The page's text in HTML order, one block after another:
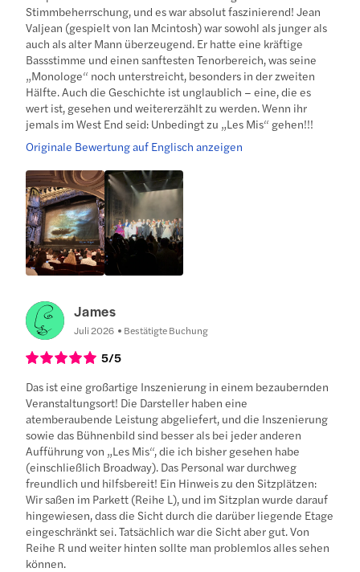
Stimmbeherrschung, und es war absolut faszinierend! Jean
Valjean (gespielt von Ian Mcintosh) war sowohl als junger als
auch als alter Mann überzeugend. Er hatte eine kräftige
Bassstimme und einen sanftesten Tenorbereich, was seine
„Monologe“ noch unterstreicht, besonders in der zweiten
Hälfte. Auch die Geschichte ist unglaublich – eine, die es
wert ist, gesehen und weitererzählt zu werden. Wenn ihr
jemals im West End seid: Unbedingt zu „Les Mis“ gehen!!!
Originale Bewertung auf Englisch anzeigen
James
Juli 2026 Bestätigte Buchung
5/5
Das ist eine großartige Inszenierung in einem bezaubernden
Veranstaltungsort! Die Darsteller haben eine
atemberaubende Leistung abgeliefert, und die Inszenierung
sowie das Bühnenbild sind besser als bei jeder anderen
Aufführung von „Les Mis“, die ich bisher gesehen habe
(einschließlich Broadway). Das Personal war durchweg
freundlich und hilfsbereit! Ein Hinweis zu den Sitzplätzen:
Wir saßen im Parkett (Reihe L), und im Sitzplan wurde darauf
hingewiesen, dass die Sicht durch die darüber liegende Etage
eingeschränkt sei. Tatsächlich war die Sicht aber gut. Von
Reihe R und weiter hinten sollte man problemlos alles sehen
können.